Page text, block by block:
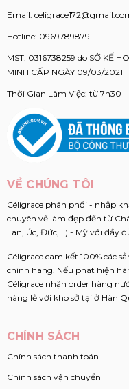
Email:
Hotline: 0969789879
MST: 0316738259 do SỞ KẾ
MINH CẤP NGÀY 09/03/2021
Thời Gian Làm Việc: từ 7h30
VỀ CHÚNG TÔI
Céligrace phân phối - nhập
chuyên về làm đẹp đến từ
Lan, Úc, Đức,...) - Mỹ với đầy
Céligrace cam kết 100% các
chính hãng. Nếu phát hiện
Céligrace nhận order hàng
hàng lẻ với kho sở tại ở Hàn
CHÍNH SÁCH
Chính sách thanh toán
Chính sách vận chuyển